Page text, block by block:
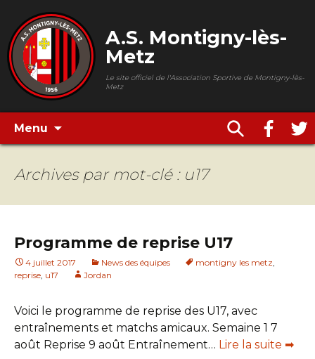
A.S. Montigny-lès-
Metz
Le site officiel de l'Association Sportive de Montigny-lès-
Metz
Menu
Archives par mot-clé : u17
Programme de reprise U17
4 juillet 2017 News des équipes montigny les metz,
reprise, u17 Jordan
Voici le programme de reprise des U17, avec
entraînements et matchs amicaux. Semaine 1 7
août Reprise 9 août Entraînement… Lire la suite ➡